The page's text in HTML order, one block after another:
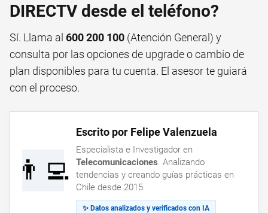
DIRECTV desde el teléfono?
Sí. Llama al 600 200 100 (Atención General) y
consulta por las opciones de upgrade o cambio de
plan disponibles para tu cuenta. El asesor te guiará
con el proceso.
👨‍💻
Escrito por Felipe Valenzuela
Especialista e Investigador en
Telecomunicaciones. Analizando
tendencias y creando guías prácticas en
Chile desde 2015.
✨ Datos analizados y verificados con IA